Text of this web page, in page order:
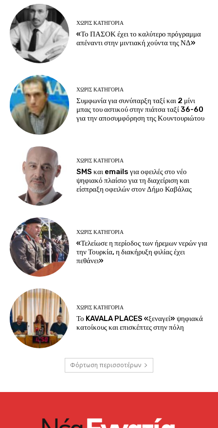
ΧΩΡΊΣ ΚΑΤΗΓΟΡΊΑ
«Το ΠΑΣΟΚ έχει το καλύτερο πρόγραμμα
απέναντι στην μιντιακή χούντα της ΝΔ»
ΧΩΡΊΣ ΚΑΤΗΓΟΡΊΑ
Συμφωνία για συνύπαρξη ταξί και 2 μίνι
μπας του αστικού στην πιάτσα ταξί 36-60
για την αποσυμφόρηση της Κουντουριώτου
ΧΩΡΊΣ ΚΑΤΗΓΟΡΊΑ
SMS και emails για οφειλές στο νέο
ψηφιακό πλαίσιο για τη διαχείριση και
είσπραξη οφειλών στον Δήμο Καβάλας
ΧΩΡΊΣ ΚΑΤΗΓΟΡΊΑ
«Τελείωσε η περίοδος των ήρεμων νερών για
την Τουρκία, η διακήρυξη φιλίας έχει
πεθάνει»
ΧΩΡΊΣ ΚΑΤΗΓΟΡΊΑ
Το KAVALA PLACES «ξεναγεί» ψηφιακά
κατοίκους και επισκέπτες στην πόλη
Φόρτωση περισσοτέρων